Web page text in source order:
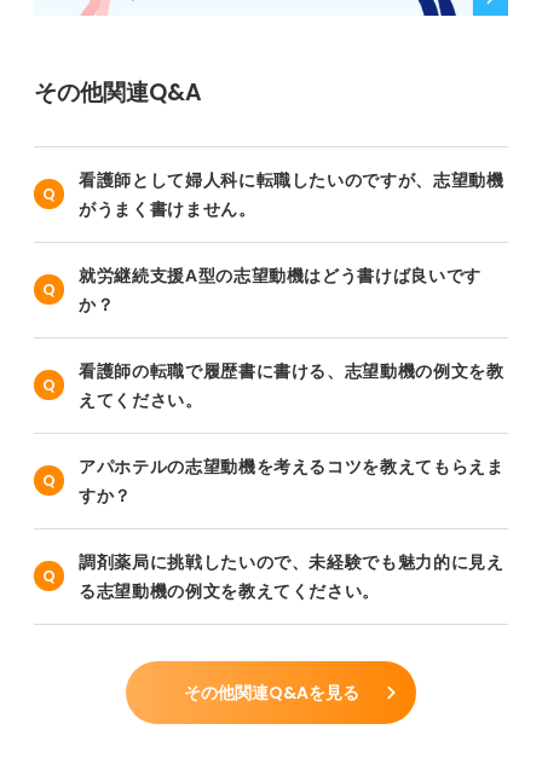
その他関連Q&A
看護師として婦人科に転職したいのですが、志望動機
がうまく書けません。
就労継続支援A型の志望動機はどう書けば良いです
か？
看護師の転職で履歴書に書ける、志望動機の例文を教
えてください。
アパホテルの志望動機を考えるコツを教えてもらえま
すか？
調剤薬局に挑戦したいので、未経験でも魅力的に見え
る志望動機の例文を教えてください。
その他関連Q&Aを見る